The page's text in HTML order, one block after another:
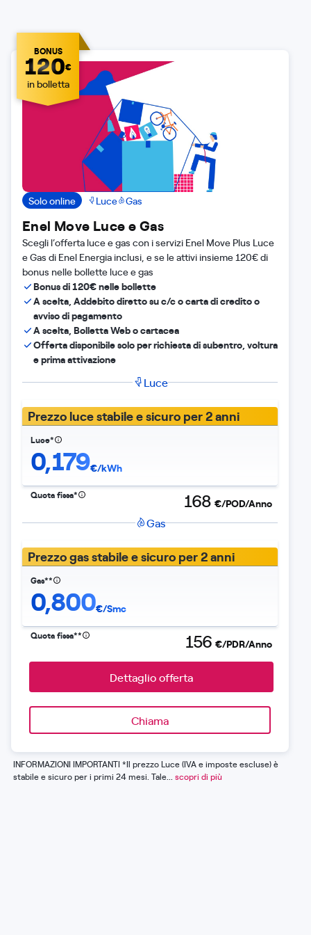
BONUS
120€
in bolletta
Solo online Luce Gas
Enel Move Luce e Gas
Scegli l’offerta luce e gas con i servizi Enel Move Plus Luce
e Gas di Enel Energia inclusi, e se le attivi insieme 120€ di
bonus nelle bollette luce e gas
Bonus di 120€ nelle bollette
A scelta, Addebito diretto su c/c o carta di credito o
avviso di pagamento
A scelta, Bolletta Web o cartacea
Offerta disponibile solo per richiesta di subentro, voltura
e prima attivazione
Luce
Prezzo luce stabile e sicuro per 2 anni
Luce*
0,179€/kWh
Quota fissa* 168 €/POD/Anno
Gas
Prezzo gas stabile e sicuro per 2 anni
Gas**
0,800€/Smc
Quota fissa** 156 €/PDR/Anno
Dettaglio offerta
Chiama
INFORMAZIONI IMPORTANTI *Il prezzo Luce (IVA e imposte escluse) è
stabile e sicuro per i primi 24 mesi. Tale... scopri di più